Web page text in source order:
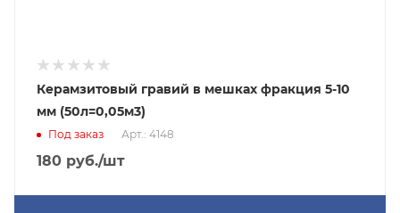
Керамзитовый гравий в мешках фракция 5-10
мм (50л=0,05м3)
Под заказ Арт.: 4148
180 руб./шт